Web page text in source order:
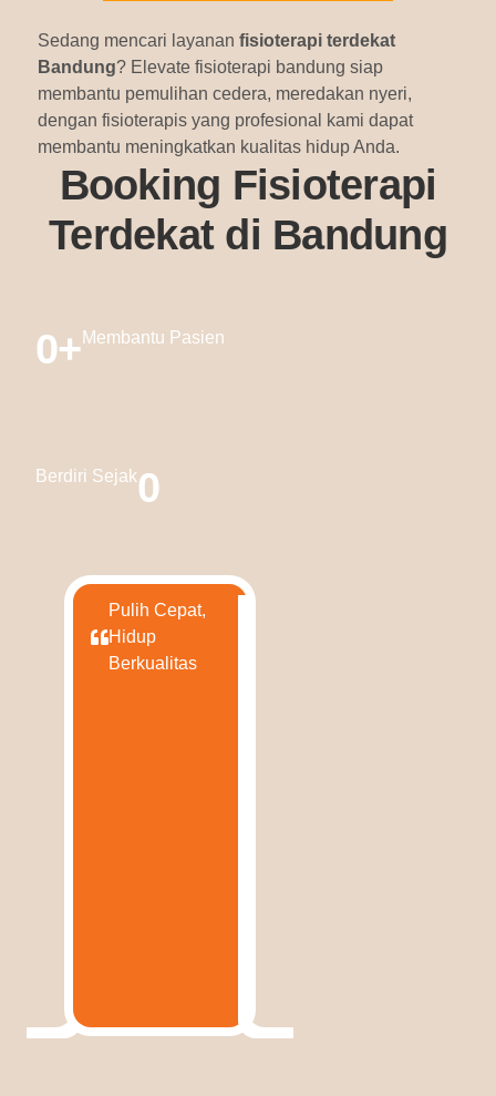
Sedang mencari layanan fisioterapi terdekat
Bandung? Elevate fisioterapi bandung siap
membantu pemulihan cedera, meredakan nyeri,
dengan fisioterapis yang profesional kami dapat
membantu meningkatkan kualitas hidup Anda.
Booking Fisioterapi
Terdekat di Bandung
0+ Membantu Pasien
Berdiri Sejak0
Pulih Cepat,
Hidup
Berkualitas